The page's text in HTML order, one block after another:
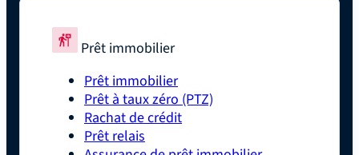
Prêt immobilier
Prêt immobilier
Prêt à taux zéro (PTZ)
Rachat de crédit
Prêt relais